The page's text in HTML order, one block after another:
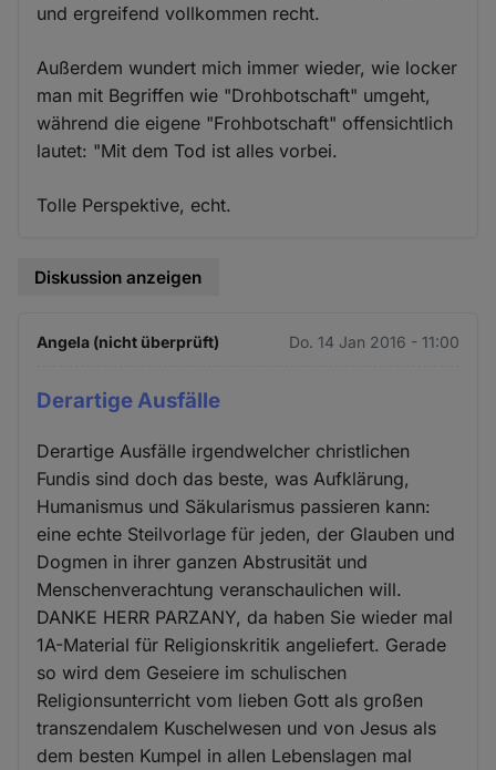
und ergreifend vollkommen recht.
Außerdem wundert mich immer wieder, wie locker
man mit Begriffen wie "Drohbotschaft" umgeht,
während die eigene "Frohbotschaft" offensichtlich
lautet: "Mit dem Tod ist alles vorbei.
Tolle Perspektive, echt.
Diskussion anzeigen
Angela (nicht überprüft) Do. 14 Jan 2016 - 11:00
Derartige Ausfälle
Derartige Ausfälle irgendwelcher christlichen
Fundis sind doch das beste, was Aufklärung,
Humanismus und Säkularismus passieren kann:
eine echte Steilvorlage für jeden, der Glauben und
Dogmen in ihrer ganzen Abstrusität und
Menschenverachtung veranschaulichen will.
DANKE HERR PARZANY, da haben Sie wieder mal
1A-Material für Religionskritik angeliefert. Gerade
so wird dem Geseiere im schulischen
Religionsunterricht vom lieben Gott als großen
transzendalem Kuschelwesen und von Jesus als
dem besten Kumpel in allen Lebenslagen mal